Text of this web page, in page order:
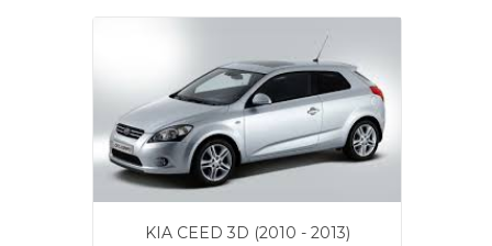
KIA CEED 3D (2010 - 2013)